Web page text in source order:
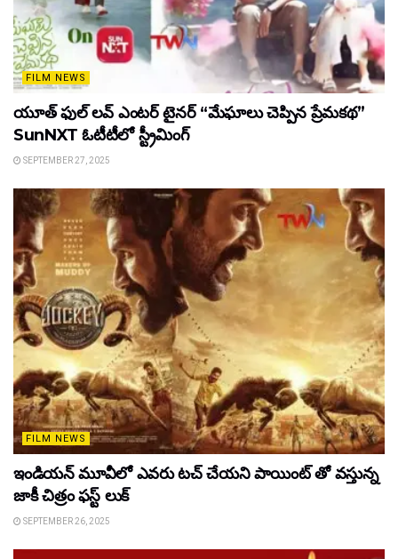
FILM NEWS
యూత్ ఫుల్ లవ్ ఎంటర్ టైనర్ “మేఘాలు చెప్పిన ప్రేమకథ”
SunNXT ఓటీటీలో స్ట్రీమింగ్
SEPTEMBER 27, 2025
FILM NEWS
ఇండియన్ మూవీలో ఎవరు టచ్ చేయని పాయింట్ తో వస్తున్న
జాకీ చిత్రం ఫస్ట్ లుక్
SEPTEMBER 26, 2025